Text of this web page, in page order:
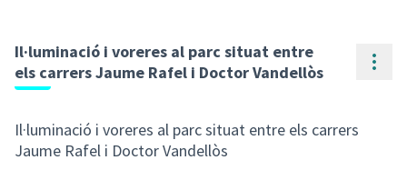
Il·luminació i voreres al parc situat entre
els carrers Jaume Rafel i Doctor Vandellòs
Il·luminació i voreres al parc situat entre els carrers
Jaume Rafel i Doctor Vandellòs